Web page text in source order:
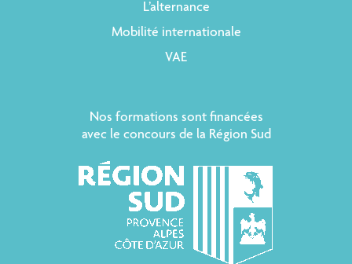
L’alternance
Mobilité internationale
VAE
Nos formations sont financées
avec le concours de la Région Sud